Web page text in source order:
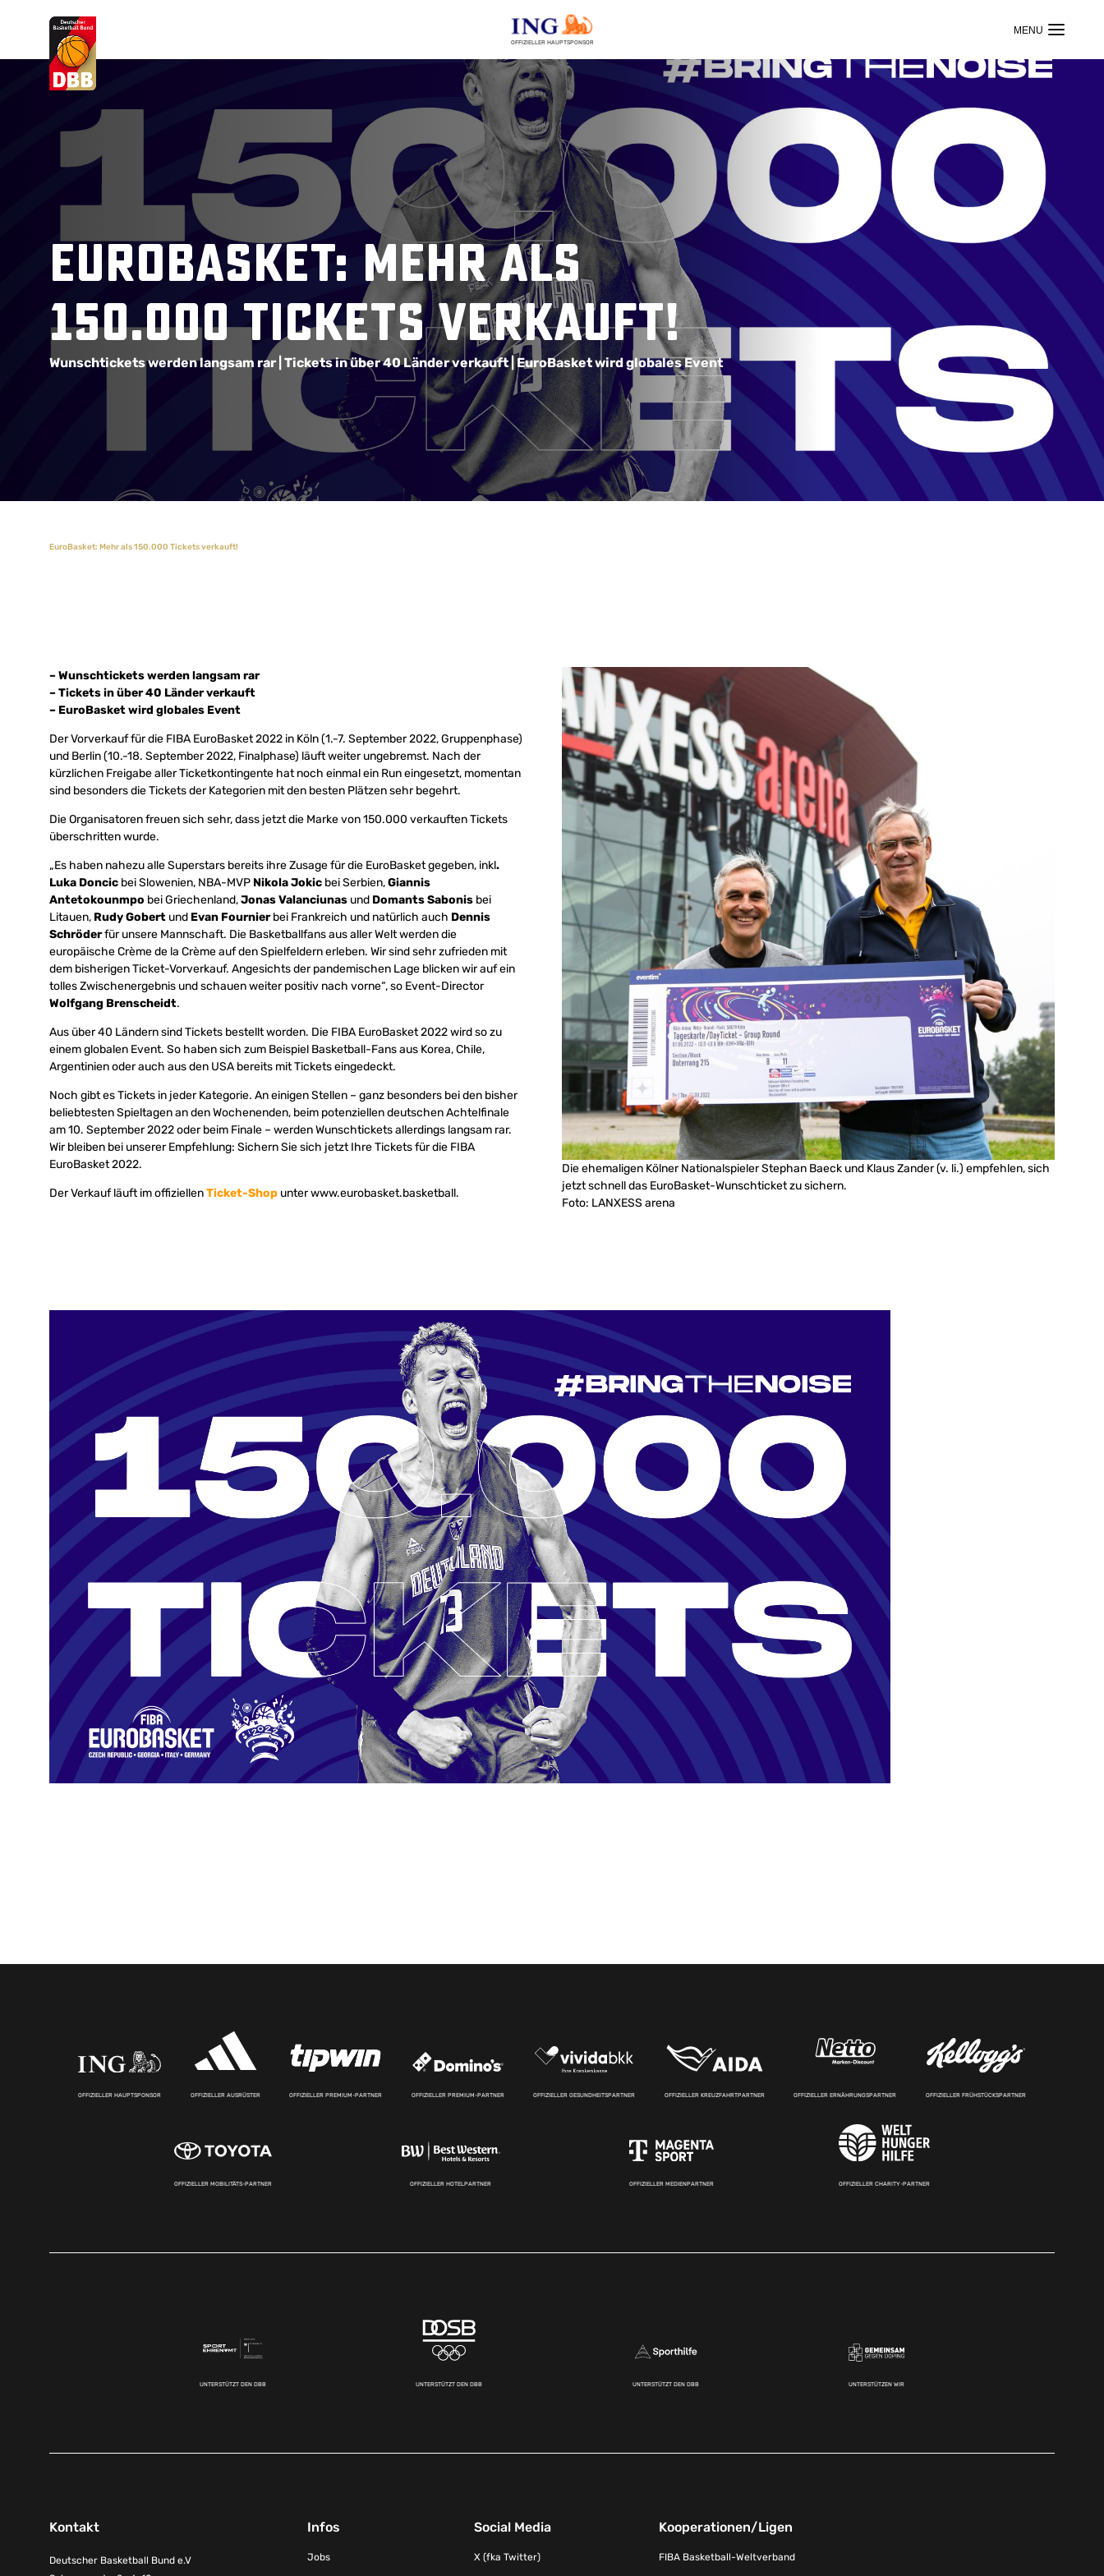
OFFIZIELLER HAUPTSPONSOR
Suchvorschläge
EuroBasket: Mehr als
150.000 Tickets verkauft!
Wunschtickets werden langsam rar | Tickets in über 40 Länder verkauft |EuroBasket wird globales Event
EuroBasket: Mehr als 150.000 Tickets verkauft!
– Wunschtickets werden langsam rar
– Tickets in über 40 Länder verkauft
– EuroBasket wird globales Event
Der Vorverkauf für die FIBA EuroBasket 2022 in Köln (1.-7. September 2022, Gruppenphase)
und Berlin (10.-18. September 2022, Finalphase) läuft weiter ungebremst. Nach der
kürzlichen Freigabe aller Ticketkontingente hat noch einmal ein Run eingesetzt, momentan
sind besonders die Tickets der Kategorien mit den besten Plätzen sehr begehrt.
Die Organisatoren freuen sich sehr, dass jetzt die Marke von 150.000 verkauften Tickets
überschritten wurde.
„Es haben nahezu alle Superstars bereits ihre Zusage für die EuroBasket gegeben, inkl.
Luka Doncic bei Slowenien, NBA-MVP Nikola Jokic bei Serbien,Giannis
Antetokounmpo bei Griechenland,Jonas Valanciunas und Domants Sabonis bei
Litauen, Rudy Gobert und Evan Fournierbei Frankreich und natürlich auch Dennis
Schröderfür unsere Mannschaft. Die Basketballfans aus aller Welt werden die
europäische Crème de la Crème auf den Spielfeldern erleben. Wir sind sehr zufrieden mit
dem bisherigen Ticket-Vorverkauf. Angesichts der pandemischen Lage blicken wir auf ein
tolles Zwischenergebnis und schauen weiter positiv nach vorne“, so Event-Director
Wolfgang Brenscheidt.
Aus über 40 Ländern sind Tickets bestellt worden. Die FIBA EuroBasket 2022 wird so zu
einem globalen Event. So haben sich zum Beispiel Basketball-Fans aus Korea, Chile,
Argentinien oder auch aus den USA bereits mit Tickets eingedeckt.
Noch gibt es Tickets in jeder Kategorie. An einigen Stellen – ganz besonders bei den bisher
beliebtesten Spieltagen an den Wochenenden, beim potenziellen deutschen Achtelfinale
am 10. September 2022 oder beim Finale – werden Wunschtickets allerdings langsam rar.
Wir bleiben bei unserer Empfehlung: Sichern Sie sich jetzt Ihre Tickets für die FIBA
EuroBasket 2022.
Der Verkauf läuft im offiziellenTicket-Shop unter www.eurobasket.basketball.
Die ehemaligen Kölner Nationalspieler Stephan Baeck und Klaus Zander (v. li.) empfehlen, sich
jetzt schnell das EuroBasket-Wunschticket zu sichern.
Foto: LANXESS arena
OFFIZIELLER HAUPTSPONSOR OFFIZIELLER AUSRÜSTER OFFIZIELLER PREMIUM-PARTNER OFFIZIELLER PREMIUM-PARTNER OFFIZIELLER GESUNDHEITSPARTNER OFFIZIELLER KREUZFAHRTPARTNER OFFIZIELLER ERNÄHRUNGSPARTNER OFFIZIELLER FRÜHSTÜCKSPARTNER
OFFIZIELLER MOBILITÄTS-PARTNER OFFIZIELLER HOTELPARTNER OFFIZIELLER MEDIENPARTNER OFFIZIELLER CHARITY-PARTNER
UNTERSTÜTZT DEN DBB UNTERSTÜTZT DEN DBB UNTERSTÜTZT DEN DBB UNTERSTÜTZEN WIR
Kontakt
Deutscher Basketball Bund e.V
Infos
Jobs
Social Media
X (fka Twitter)
Kooperationen/Ligen
FIBA Basketball-Weltverband